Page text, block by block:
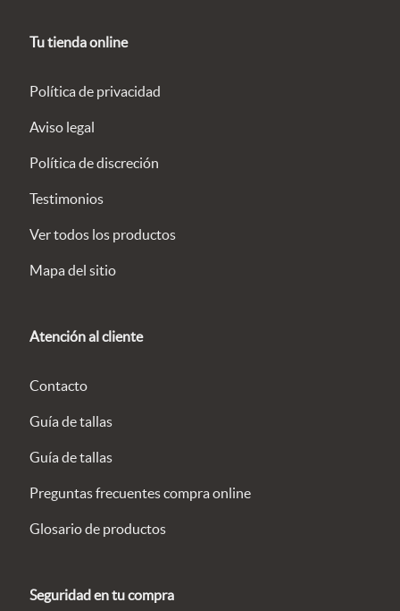
Tu tienda online
Política de privacidad
Aviso legal
Política de discreción
Testimonios
Ver todos los productos
Mapa del sitio
Atención al cliente
Contacto
Guía de tallas
Guía de tallas
Preguntas frecuentes compra online
Glosario de productos
Seguridad en tu compra